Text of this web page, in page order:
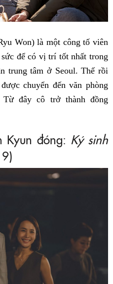
Won) là một công tố viên
để có vị trí tốt nhất trong
trung tâm ở Seoul. Thế rồi
chuyển đến văn phòng
đây cô trở thành đồng
Kyun đóng: Ký sinh